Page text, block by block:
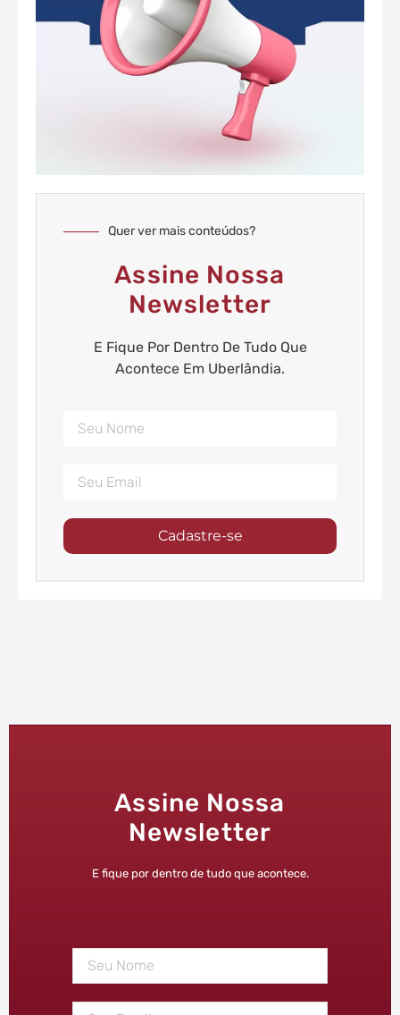
Quer ver mais conteúdos?
Assine Nossa
Newsletter
E Fique Por Dentro De Tudo Que
Acontece Em Uberlândia.
Cadastre-se
Assine Nossa
Newsletter
E fique por dentro de tudo que acontece.